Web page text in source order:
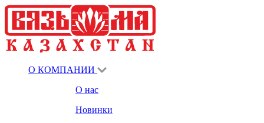
О КОМПАНИИ
О нас
Новинки